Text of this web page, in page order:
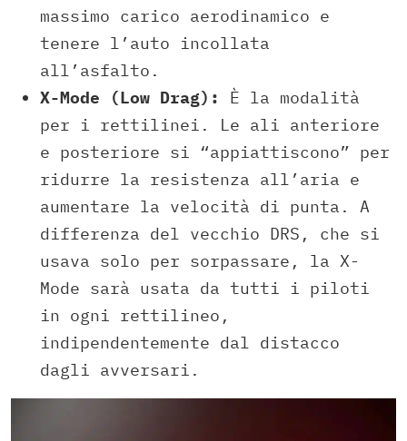
massimo carico aerodinamico e
tenere l’auto incollata
all’asfalto.
X-Mode (Low Drag):
È la modalità
per i rettilinei. Le ali anteriore
e posteriore si “appiattiscono” per
ridurre la resistenza all’aria e
aumentare la velocità di punta. A
differenza del vecchio DRS, che si
usava solo per sorpassare, la X-
Mode sarà usata da tutti i piloti
in ogni rettilineo,
indipendentemente dal distacco
dagli avversari.